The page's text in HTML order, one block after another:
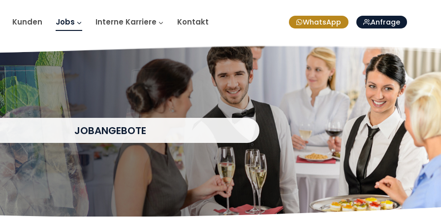
Kunden Jobs Interne Karriere Kontakt WhatsApp Anfrage
JOBANGEBOTE